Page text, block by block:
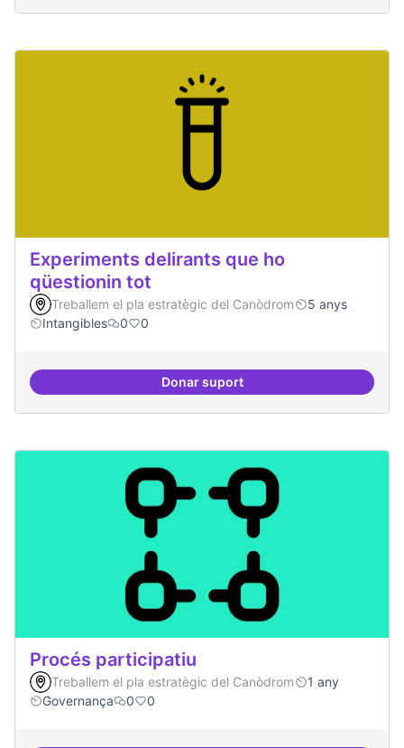
Experiments delirants que ho
qüestionin tot
Treballem el pla estratègic del Canòdrom
5 anys
Intangibles
0 0
Donar suportExperiments delirants que ho
Procés participatiu
Treballem el pla estratègic del Canòdrom
1 any
Governança
0 0